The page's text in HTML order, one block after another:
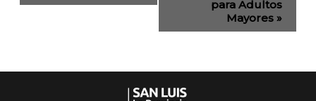
para Adultos
Mayores »